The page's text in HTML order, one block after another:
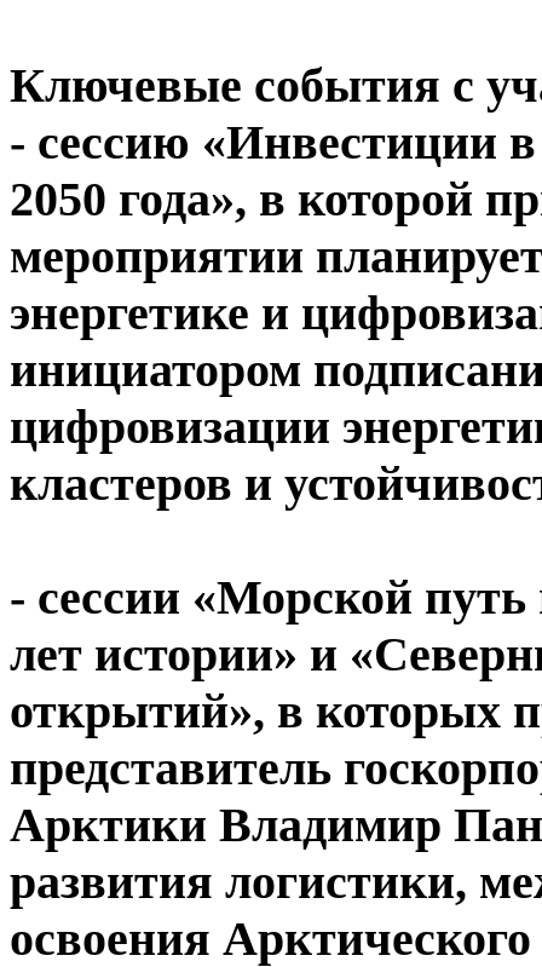
Ключевые события с
- сессию «Инвестиции в
2050 года», в которой
мероприятии
энергетике и
инициатором
цифровизации
кластеров и
- сессии «Морской
лет истории» и
открытий», в которых
представитель
Арктики Владимир
развития логистики,
освоения